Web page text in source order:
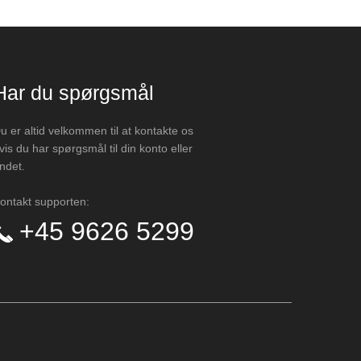
du spørgsmål
er altid velkommen til at kontakte os
du har spørgsmål til din konto eller
supporten:
+45 9626 5299